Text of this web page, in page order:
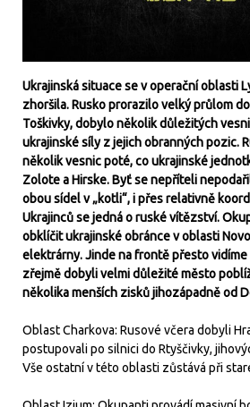
Ukrajinská situace se v operační oblasti
zhoršila. Rusko prorazilo velký průlom
Toškivky, dobylo několik důležitých
ukrajinské síly z jejich obranných pozic.
několik vesnic poté, co ukrajinské
Zolote a Hirske. Byť se nepříteli
obou sídel v „kotli“, i přes relativně
Ukrajinců se jedná o ruské vítězství.
obklíčit ukrajinské obránce v oblasti
elektrárny. Jinde na frontě přesto vidíme
zřejmě dobyli velmi důležité město
několika menších zisků jihozápadně od
Oblast Charkova: Rusové včera dobyli
postupovali po silnici do Rtyščivky,
Vše ostatní v této oblasti zůstává při